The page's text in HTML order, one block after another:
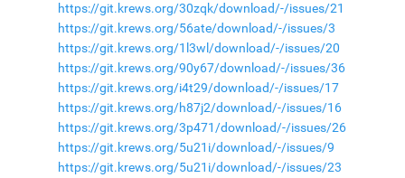
https://git.krews.org/30zqk/download/-/issues/21
https://git.krews.org/56ate/download/-/issues/3
https://git.krews.org/1l3wl/download/-/issues/20
https://git.krews.org/90y67/download/-/issues/36
https://git.krews.org/i4t29/download/-/issues/17
https://git.krews.org/h87j2/download/-/issues/16
https://git.krews.org/3p471/download/-/issues/26
https://git.krews.org/5u21i/download/-/issues/9
https://git.krews.org/5u21i/download/-/issues/23